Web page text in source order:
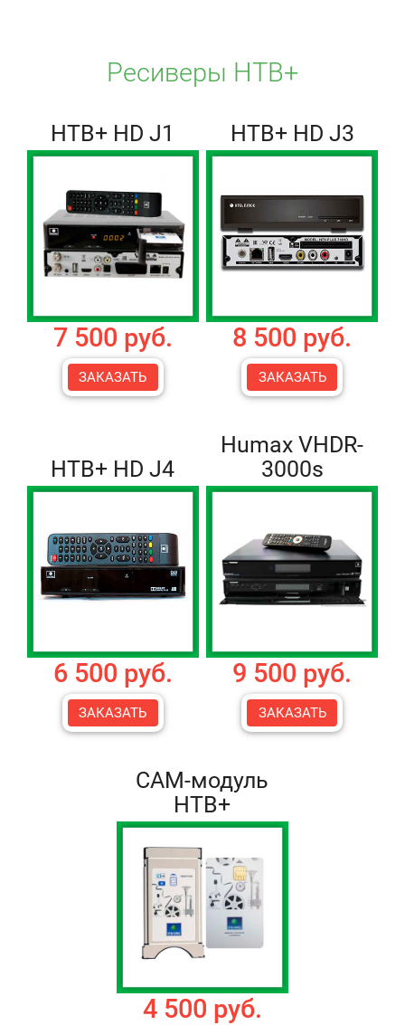
Ресиверы НТВ+
НТВ+ HD J1
7 500 руб.
ЗАКАЗАТЬ
НТВ+ HD J3
8 500 руб.
ЗАКАЗАТЬ
НТВ+ HD J4
6 500 руб.
ЗАКАЗАТЬ
Humax VHDR-
3000s
9 500 руб.
ЗАКАЗАТЬ
CAM-модуль
НТВ+
4 500 руб.